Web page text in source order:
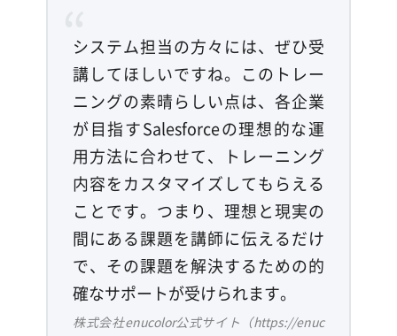
システム担当の方々には、ぜひ受
講してほしいですね。このトレー
ニングの素晴らしい点は、各企業
が目指すSalesforceの理想的な運
用方法に合わせて、トレーニング
内容をカスタマイズしてもらえる
ことです。つまり、理想と現実の
間にある課題を講師に伝えるだけ
で、その課題を解決するための的
確なサポートが受けられます。
株式会社enucolor公式サイト（https://enuc